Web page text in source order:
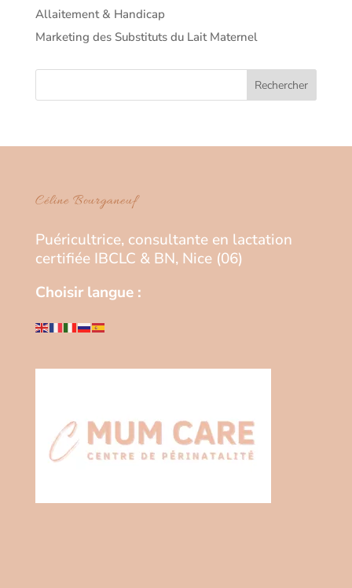
Allaitement & Handicap
Marketing des Substituts du Lait Maternel
Céline Bourganeuf
Puéricultrice, consultante en lactation
certifiée IBCLC & BN, Nice (06)
Choisir langue :